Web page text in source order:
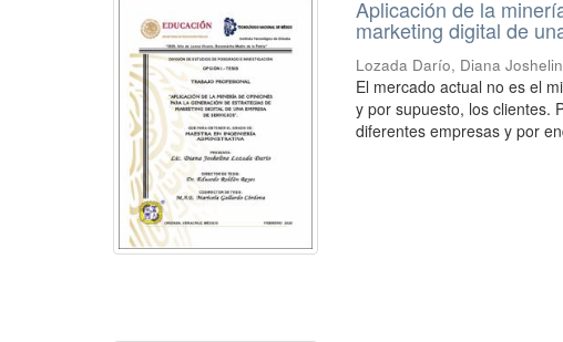
Aplicación de la
marketing digital de
Lozada Darío, Diana
El mercado actual no es el
y por supuesto, los clientes.
diferentes empresas y por